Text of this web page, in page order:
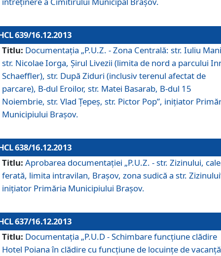
639/16.12.2013
Titlu: Documentaţia „P.U.Z. - Zona Centrală: str. Iuliu
str. Nicolae Iorga, Şirul Livezii (limita de nord a parcului
Schaeffler), str. După Ziduri (inclusiv terenul afectat de
parcare), B-dul Eroilor, str. Matei Basarab, B-dul 15
Noiembrie, str. Vlad Ţepeş, str. Pictor Pop”, iniţiator
Municipiului Braşov.
638/16.12.2013
Titlu: Aprobarea documentaţiei „P.U.Z. - str. Zizinului,
ferată, limita intravilan, Braşov, zona sudică a str.
iniţiator Primăria Municipiului Braşov.
637/16.12.2013
Titlu: Documentaţia „P.U.D - Schimbare funcţiune clădire
Hotel Poiana în clădire cu funcţiune de locuinţe de